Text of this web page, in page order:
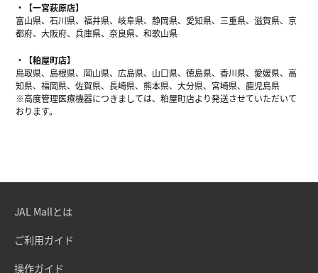
【一宮萩原店】
富山県、石川県、福井県、岐阜県、静岡県、愛知県、三重県、滋賀県、京
都府、大阪府、兵庫県、奈良県、和歌山県
【粕屋町店】
鳥取県、島根県、岡山県、広島県、山口県、徳島県、香川県、愛媛県、高
知県、福岡県、佐賀県、長崎県、熊本県、大分県、宮崎県、鹿児島県
※高度管理医療機器につきましては、粕屋町店より発送させていただいて
おります。
JAL Mallとは
ご利用ガイド
操作ガイド